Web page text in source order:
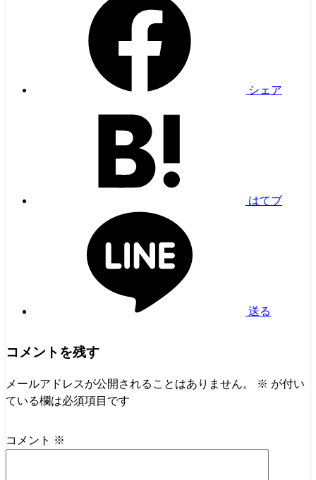
シェア
はてブ
送る
コメントを残す
メールアドレスが公開されることはありません。 ※ が付い
ている欄は必須項目です
コメント ※